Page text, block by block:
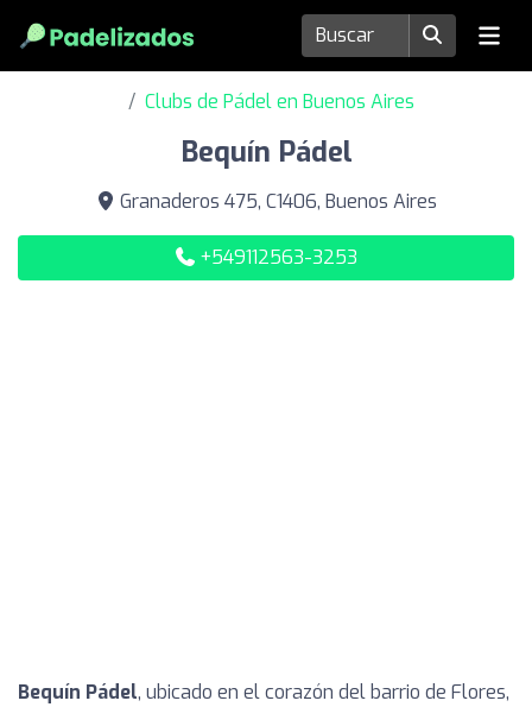
Clubs de Pádel en Buenos Aires
Bequín Pádel
Granaderos 475, C1406, Buenos Aires
+549112563-3253
Bequín Pádel, ubicado en el corazón del barrio de Flores,